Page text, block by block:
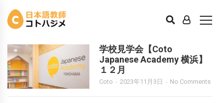
求人・イベント
学校見学会【Coto
Japanese Academy 横浜】
１２月
Coto 2023年11月3日 No Comments